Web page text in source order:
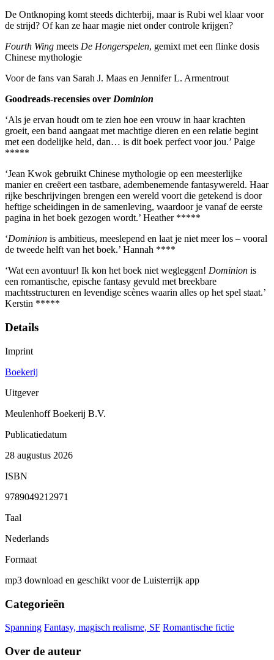
De Ontknoping komt steeds dichterbij, maar is Rubi wel klaar voor
de strijd? Of kan ze haar magie niet onder controle krijgen?
Fourth Wing meets De Hongerspelen, gemixt met een flinke dosis
Chinese mythologie
Voor de fans van Sarah J. Maas en Jennifer L. Armentrout
Goodreads-recensies over Dominion
‘Als je ervan houdt om te zien hoe een vrouw in haar krachten
groeit, een band aangaat met machtige dieren en een relatie begint
met een dodelijke held, dan… is dit boek perfect voor jou.’ Paige
*****
‘Jean Kwok gebruikt Chinese mythologie op een meesterlijke
manier en creëert een tastbare, adembenemende fantasywereld. Haar
rijke beschrijvingen brengen een wereld voort die getekend is door
heftige scheidingen in de samenleving, waardoor je vanaf de eerste
pagina in het boek gezogen wordt.’ Heather *****
‘Dominion is ambitieus, meeslepend en laat je niet meer los – vooral
de tweede helft van het boek.’ Hannah ****
‘Wat een avontuur! Ik kon het boek niet wegleggen! Dominion is
een romantische, epische fantasy gevuld met breekbare
machtsstructuren en levendige scènes waarin alles op het spel staat.’
Kerstin *****
Details
Imprint
Boekerij
Uitgever
Meulenhoff Boekerij B.V.
Publicatiedatum
28 augustus 2026
ISBN
9789049212971
Taal
Nederlands
Formaat
mp3 download en geschikt voor de Luisterrijk app
Categorieën
Spanning Fantasy, magisch realisme, SF Romantische fictie
Over de auteur